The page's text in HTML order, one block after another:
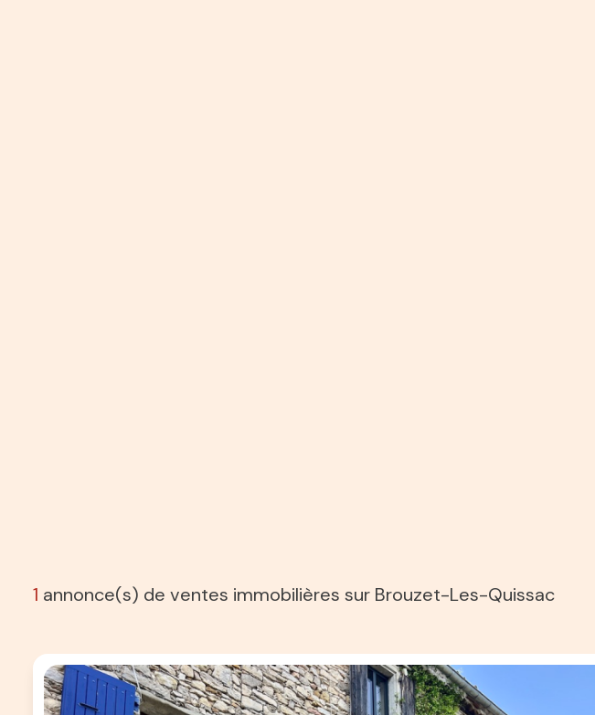
1 annonce(s) de ventes immobilières sur Brouzet-Les-Quissac